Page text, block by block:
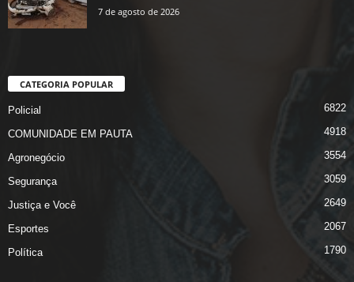
7 de agosto de 2026
CATEGORIA POPULAR
Policial 6822
COMUNIDADE EM PAUTA 4918
Agronegócio 3554
Segurança 3059
Justiça e Você 2649
Esportes 2067
Política 1790